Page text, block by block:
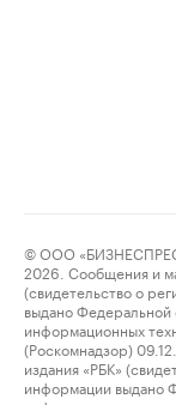
© ООО
2026. Сообщения и
(свидетельство о
выдано Федеральной
информационных
(Роскомнадзор)
издания «РБК»
информации выдано